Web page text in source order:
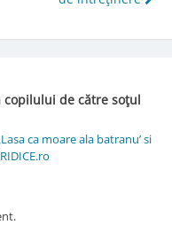
de către soţul
ca moare ala batranu’ si